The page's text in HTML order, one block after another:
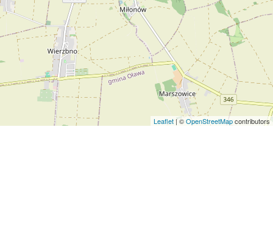
Leaflet | ©OpenStreetMapcontributors